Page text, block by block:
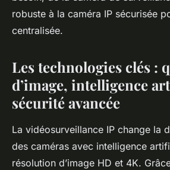
robuste à la caméra IP sécurisée
centralisée.
Les technologies clés :
d’image, intelligence
sécurité avancée
La vidéosurveillance IP change la
des caméras avec intelligence
résolution d’image HD et 4K.